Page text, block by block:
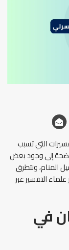
التي تسبب
واضحة إلى وجود بعض
المنام، ونتطرق
التفسير عبر
في